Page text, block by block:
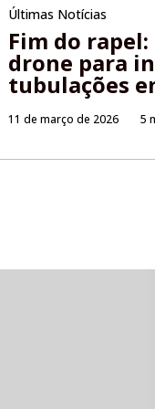
Últimas Notícias
Fim do rapel:
drone para
tubulações
11 de março de 2026 5